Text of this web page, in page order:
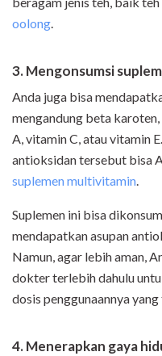
oolong.
3. Mengonsumsi
Anda juga bisa
mengandung beta
A, vitamin C, atau vitamin
antioksidan tersebut bisa
suplemen multivitamin.
Suplemen ini bisa
mendapatkan asupan
Namun, agar lebih aman,
dokter terlebih dahulu
dosis penggunaannya
4. Menerapkan gaya